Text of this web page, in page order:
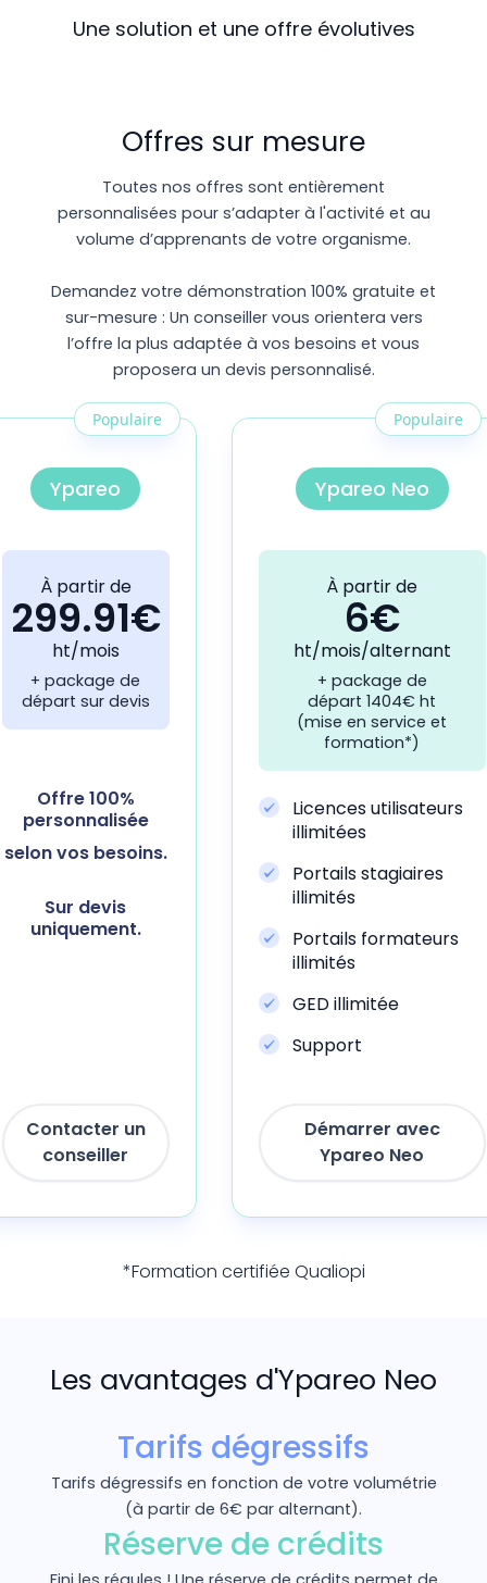
Une solution et une offre évolutives
Offres sur mesure
Toutes nos offres sont entièrement
personnalisées pour s’adapter à l'activité et au
volume d’apprenants de votre organisme.
Demandez votre démonstration 100% gratuite et
sur-mesure : Un conseiller vous orientera vers
l’offre la plus adaptée à vos besoins et vous
proposera un devis personnalisé.
Populaire
Ypareo
À partir de
299.91€
ht/mois
+ package de
départ sur devis
Offre 100%
personnalisée
selon vos besoins.
Sur devis
uniquement.
Contacter un
conseiller
Populaire
Ypareo Neo
À partir de
6€
ht/mois/alternant
+ package de
départ 1404€ ht
(mise en service et
formation*)
Licences utilisateurs
illimitées
Portails stagiaires
illimités
Portails formateurs
illimités
GED illimitée
Support
Démarrer avec
Ypareo Neo
*Formation certifiée Qualiopi
Les avantages d'Ypareo Neo
Tarifs dégressifs
Tarifs dégressifs en fonction de votre volumétrie
(à partir de 6€ par alternant).
Réserve de crédits